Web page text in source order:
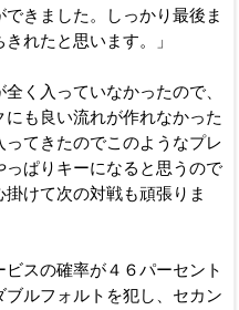
きました。しっかり最後ま
れたと思います。」
く入っていなかったので、
も良い流れが作れなかった
てきたのでこのようなプレ
ぱりキーになると思うので
けて次の対戦も頑張りま
スの確率が４６パーセント
ルフォルトを犯し、セカン